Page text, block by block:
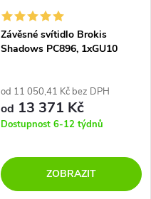
Závěsné svítidlo Brokis
Shadows PC896, 1xGU10
od 11 050,41 Kč bez DPH
od 13 371 Kč
Dostupnost 6-12 týdnů
ZOBRAZIT